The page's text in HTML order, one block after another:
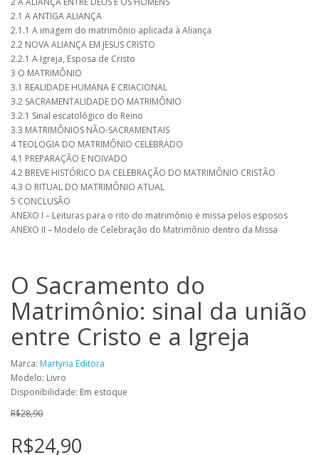
2.1 A ANTIGA ALIANÇA
2.1.1 A imagem do matrimônio aplicada à Aliança
2.2 NOVA ALIANÇA EM JESUS CRISTO
2.2.1 A Igreja, Esposa de Cristo
3 O MATRIMÔNIO
3.1 REALIDADE HUMANA E CRIACIONAL
3.2 SACRAMENTALIDADE DO MATRIMÔNIO
3.2.1 Sinal escatológico do Reino
3.3 MATRIMÔNIOS NÃO-SACRAMENTAIS
4 TEOLOGIA DO MATRIMÔNIO CELEBRADO
4.1 PREPARAÇÃO E NOIVADO
4.2 BREVE HISTÓRICO DA CELEBRAÇÃO DO MATRIMÔNIO CRISTÃO
4.3 O RITUAL DO MATRIMÔNIO ATUAL
5 CONCLUSÃO
ANEXO I – Leituras para o rito do matrimônio e missa pelos esposos
ANEXO II – Modelo de Celebração do Matrimônio dentro da Missa
O Sacramento do
Matrimônio: sinal da união
entre Cristo e a Igreja
Marca: Martyria Editora
Modelo: Livro
Disponibilidade: Em estoque
R$28,90
R$24,90